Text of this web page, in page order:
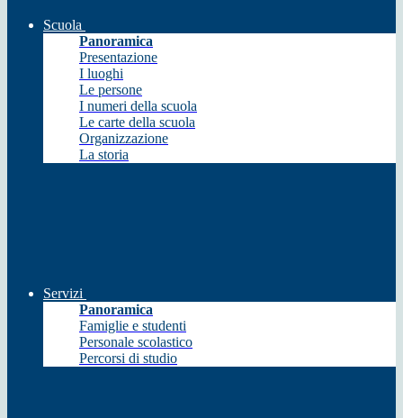
Scuola
Panoramica
Presentazione
I luoghi
Le persone
I numeri della scuola
Le carte della scuola
Organizzazione
La storia
Servizi
Panoramica
Famiglie e studenti
Personale scolastico
Percorsi di studio